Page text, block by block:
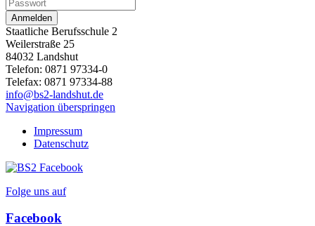
Anmelden
Staatliche Berufsschule 2
Weilerstraße 25
84032 Landshut
Telefon: 0871 97334-0
Telefax: 0871 97334-88
info@bs2-landshut.de
Navigation überspringen
Impressum
Datenschutz
Folge uns auf
Facebook